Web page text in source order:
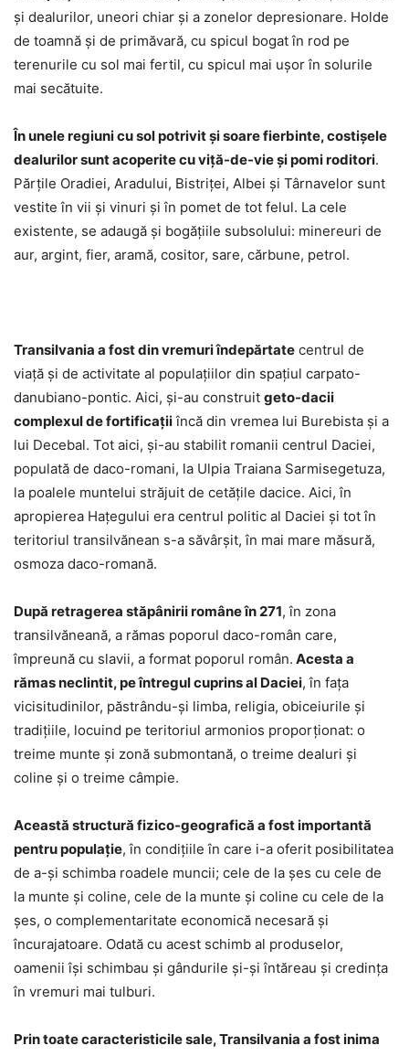
şi dealurilor, uneori chiar şi a zonelor depresionare. Holde
de toamnă şi de primăvară, cu spicul bogat în rod pe
terenurile cu sol mai fertil, cu spicul mai uşor în solurile
mai secătuite.
În unele regiuni cu sol potrivit şi soare fierbinte, costişele
dealurilor sunt acoperite cu viţă-de-vie şi pomi roditori.
Părţile Oradiei, Aradului, Bistriţei, Albei şi Târnavelor sunt
vestite în vii şi vinuri şi în pomet de tot felul. La cele
existente, se adaugă şi bogăţiile subsolului: minereuri de
aur, argint, fier, aramă, cositor, sare, cărbune, petrol.
Transilvania a fost din vremuri îndepărtate centrul de
viaţă şi de activitate al populaţiilor din spaţiul carpato-
danubiano-pontic. Aici, şi-au construit geto-dacii
complexul de fortificaţiiîncă din vremea lui Burebista şi a
lui Decebal. Tot aici, şi-au stabilit romanii centrul Daciei,
populată de daco-romani, la Ulpia Traiana Sarmisegetuza,
la poalele muntelui străjuit de cetăţile dacice. Aici, în
apropierea Hațegului era centrul politic al Daciei şi tot în
teritoriul transilvănean s-a săvârşit, în mai mare măsură,
osmoza daco-romană.
După retragerea stăpânirii române în 271, în zona
transilvăneană, a rămas poporul daco-român care,
împreună cu slavii, a format poporul român. Acesta a
rămas neclintit, pe întregul cuprins al Daciei, în fața
vicisitudinilor, păstrându-şi limba, religia, obiceiurile şi
tradiţiile, locuind pe teritoriul armonios proporţionat: o
treime munte şi zonă submontană, o treime dealuri şi
coline şi o treime câmpie.
Această structură fizico-geografică a fost importantă
pentru populaţie, în condiţiile în care i-a oferit posibilitatea
de a-şi schimba roadele muncii; cele de la şes cu cele de
la munte şi coline, cele de la munte şi coline cu cele de la
şes, o complementaritate economică necesară şi
încurajatoare. Odată cu acest schimb al produselor,
oamenii îşi schimbau şi gândurile şi-şi întăreau şi credinţa
în vremuri mai tulburi.
Prin toate caracteristicile sale, Transilvania a fost inima